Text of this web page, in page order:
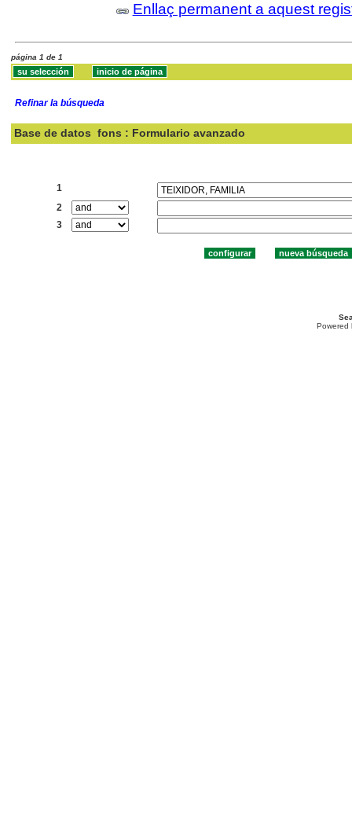
Enllaç permanent a aquest
página 1 de 1
Refinar la búsqueda
Base de datos fons : Formulario avanzado
1
2
3
Powered